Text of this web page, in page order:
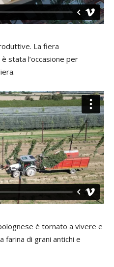
La fiera
stata l’occasione per
è tornato a vivere e
farina di grani antichi e